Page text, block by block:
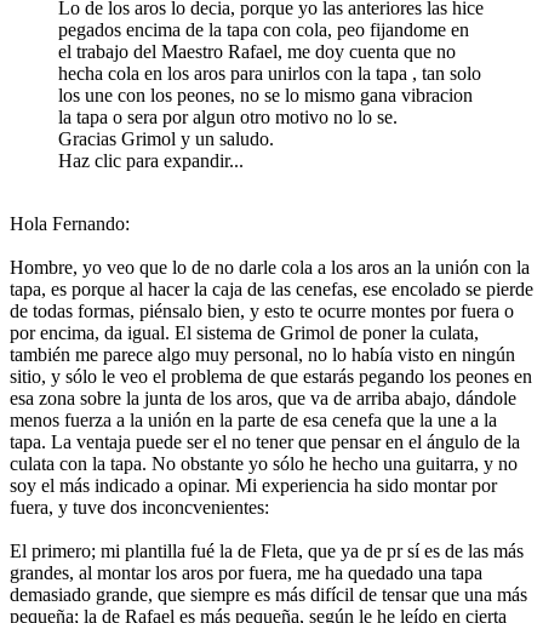
Lo de los aros lo decia, porque yo las anteriores las hice
pegados encima de la tapa con cola, peo fijandome en
el trabajo del Maestro Rafael, me doy cuenta que no
hecha cola en los aros para unirlos con la tapa , tan solo
los une con los peones, no se lo mismo gana vibracion
la tapa o sera por algun otro motivo no lo se.
Gracias Grimol y un saludo.
Haz clic para expandir...
Hola Fernando:
Hombre, yo veo que lo de no darle cola a los aros an la unión con la
tapa, es porque al hacer la caja de las cenefas, ese encolado se pierde
de todas formas, piénsalo bien, y esto te ocurre montes por fuera o
por encima, da igual. El sistema de Grimol de poner la culata,
también me parece algo muy personal, no lo había visto en ningún
sitio, y sólo le veo el problema de que estarás pegando los peones en
esa zona sobre la junta de los aros, que va de arriba abajo, dándole
menos fuerza a la unión en la parte de esa cenefa que la une a la
tapa. La ventaja puede ser el no tener que pensar en el ángulo de la
culata con la tapa. No obstante yo sólo he hecho una guitarra, y no
soy el más indicado a opinar. Mi experiencia ha sido montar por
fuera, y tuve dos inconcvenientes:
El primero; mi plantilla fué la de Fleta, que ya de pr sí es de las más
grandes, al montar los aros por fuera, me ha quedado una tapa
demasiado grande, que siempre es más difícil de tensar que una más
pequeña; la de Rafael es más pequeña, según le he leído en cierta